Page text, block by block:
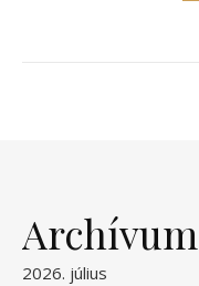
Archívum
2026. július